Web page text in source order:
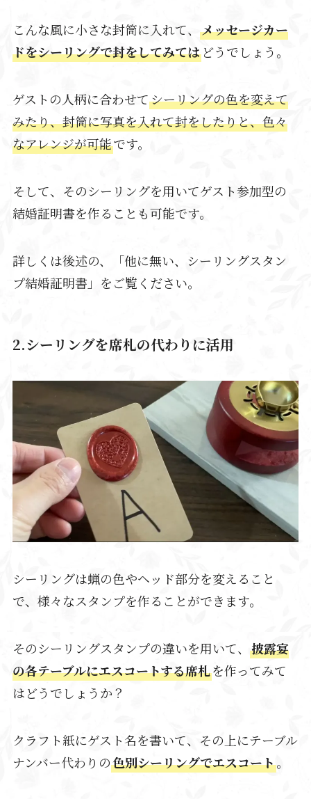
こんな風に小さな封筒に入れて、 メッセージカー
ドをシーリングで封をしてみてはどうでしょう。
ゲストの人柄に合わせてシーリングの色を変えて
みたり、封筒に写真を入れて封をしたりと、色々
なアレンジが可能です。
そして、そのシーリングを用いてゲスト参加型の
結婚証明書を作ることも可能です。
詳しくは後述の、「他に無い、シーリングスタン
プ結婚証明書」をご覧ください。
2.シーリングを席札の代わりに活用
シーリングは蝋の色やヘッド部分を変えること
で、様々なスタンプを作ることができます。
そのシーリングスタンプの違いを用いて、 披露宴
の各テーブルにエスコートする席札を作ってみて
はどうでしょうか？
クラフト紙にゲスト名を書いて、その上にテーブル
ナンバー代わりの色別シーリングでエスコート。